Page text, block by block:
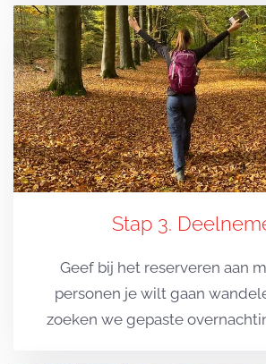
Stap 3.
Geef bij het reserveren aan
personen je wilt gaan
zoeken we gepaste